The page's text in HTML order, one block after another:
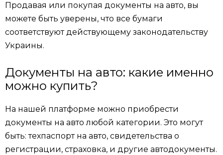
Продавая или покупая документы на авто, вы
можете быть уверены, что все бумаги
соответствуют действующему законодательству
Украины.
Документы на авто: какие именно
можно купить?
На нашей платформе можно приобрести
документы на авто любой категории. Это могут
быть: техпаспорт на авто, свидетельства о
регистрации, страховка, и другие автодокументы.